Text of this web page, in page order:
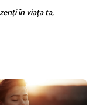
în viața ta,